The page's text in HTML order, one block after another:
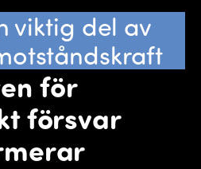
viktig del av
för
försvar